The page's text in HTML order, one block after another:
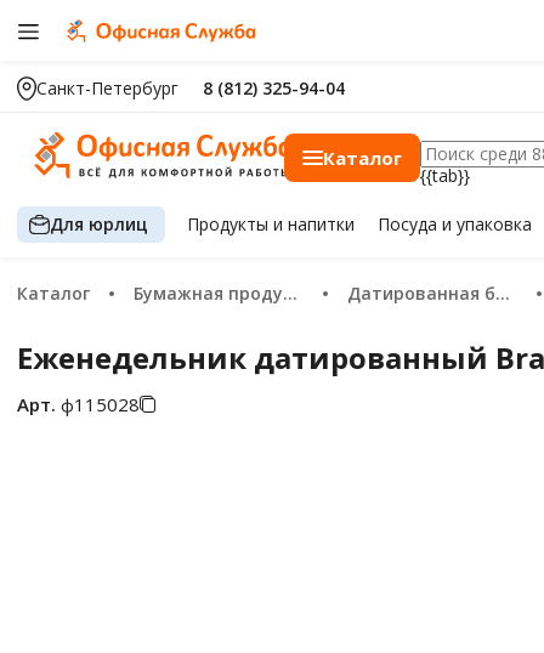
Санкт-Петербург 8 (812) 325-94-04
Каталог
{{tab}}
Для юрлиц Продуктыи напитки Посуда и упаковка
Каталог Бумажная продукция Датированная бумажная продукция 2026
Еженедельник датированный
Арт. ф115028